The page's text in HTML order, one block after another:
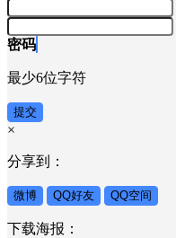
密码
最少6位字符
提交
×
分享到：
微博 QQ好友 QQ空间
下载海报：